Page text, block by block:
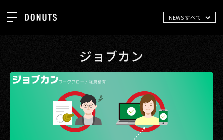
NEWS すべて
お知らせ
ジョブカン
ゲーム
ミクチャ
医療(CLIUS)
ABOUT
SERVICES
GROUP
ジョブカン